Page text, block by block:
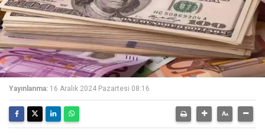
Yayınlanma: 16 Aralık 2024 Pazartesi 08:16